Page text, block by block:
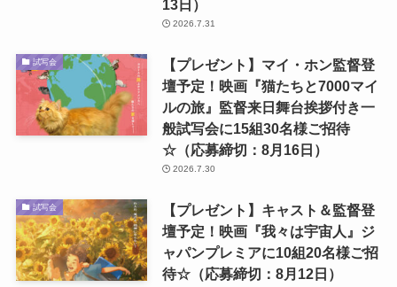
13日）
2026.7.31
試写会
【プレゼント】マイ・ホン監督登
壇予定！映画『猫たちと7000マイ
ルの旅』監督来日舞台挨拶付き一
般試写会に15組30名様ご招待
☆（応募締切：8月16日）
2026.7.30
試写会
【プレゼント】キャスト＆監督登
壇予定！映画『我々は宇宙人』ジ
ャパンプレミアに10組20名様ご招
待☆（応募締切：8月12日）